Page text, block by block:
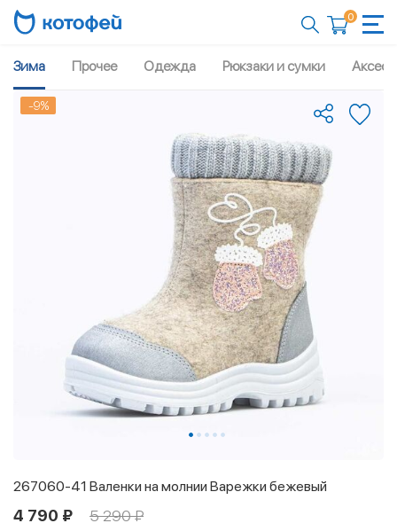
0
Зима Прочее Одежда Рюкзаки и сумки
-9%
267060-41 Валенки на молнии Варежки бежевый
4 790 ₽ 5 290 ₽